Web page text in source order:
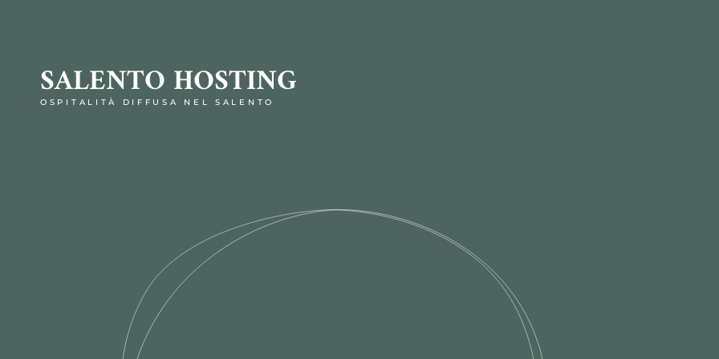
SALENTO HOSTING
OSPITALITÀ DIFFUSA NEL SALENTO